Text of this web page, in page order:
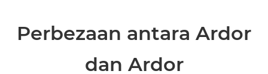
Perbezaan antara Ardor
dan Ardor